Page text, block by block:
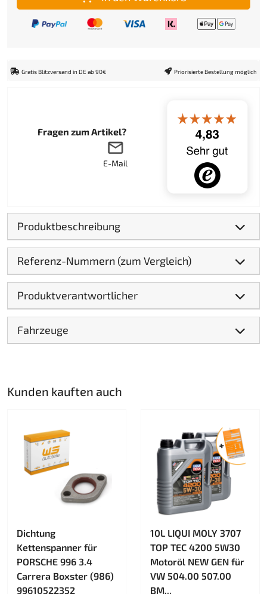
Gratis Blitzversand in DE ab 90€ Priorisierte Bestellung möglich
Fragen zum Artikel?
E-Mail
Produktbeschreibung
Referenz-Nummern (zum Vergleich)
Produktverantwortlicher
Fahrzeuge
Kunden kauften auch
Dichtung
Kettenspanner für
PORSCHE 996 3.4
Carrera Boxster (986)
99610522352
10L LIQUI MOLY 3707
TOP TEC 4200 5W30
Motoröl NEW GEN für
VW 504.00 507.00
BM...